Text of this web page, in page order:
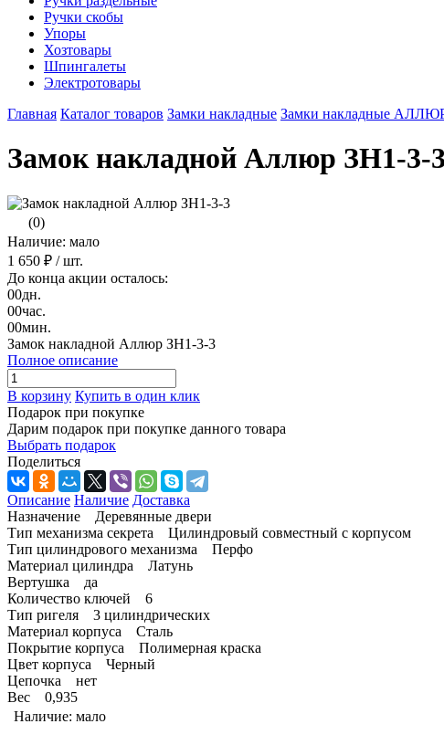
Ручки скобы
Упоры
Хозтовары
Шпингалеты
Электротовары
Главная Каталог товаров Замки накладные Замки накладные
Замок накладной Аллюр ЗН1-3-3
(0)
Наличие: мало
1 650 ₽ / шт.
До конца акции осталось:
00дн.
00час.
00мин.
Замок накладной Аллюр ЗН1-3-3
Полное описание
В корзину Купить в один клик
Подарок при покупке
Дарим подарок при покупке данного товара
Выбрать подарок
Поделиться
Описание Наличие Доставка
Назначение Деревянные двери
Тип механизма секрета Цилиндровый совместный с корпусом
Тип цилиндрового механизма Перфо
Материал цилиндра Латунь
Вертушка да
Количество ключей 6
Тип ригеля 3 цилиндрических
Материал корпуса Сталь
Покрытие корпуса Полимерная краска
Цвет корпуса Черный
Цепочка нет
Вес 0,935
Наличие: мало